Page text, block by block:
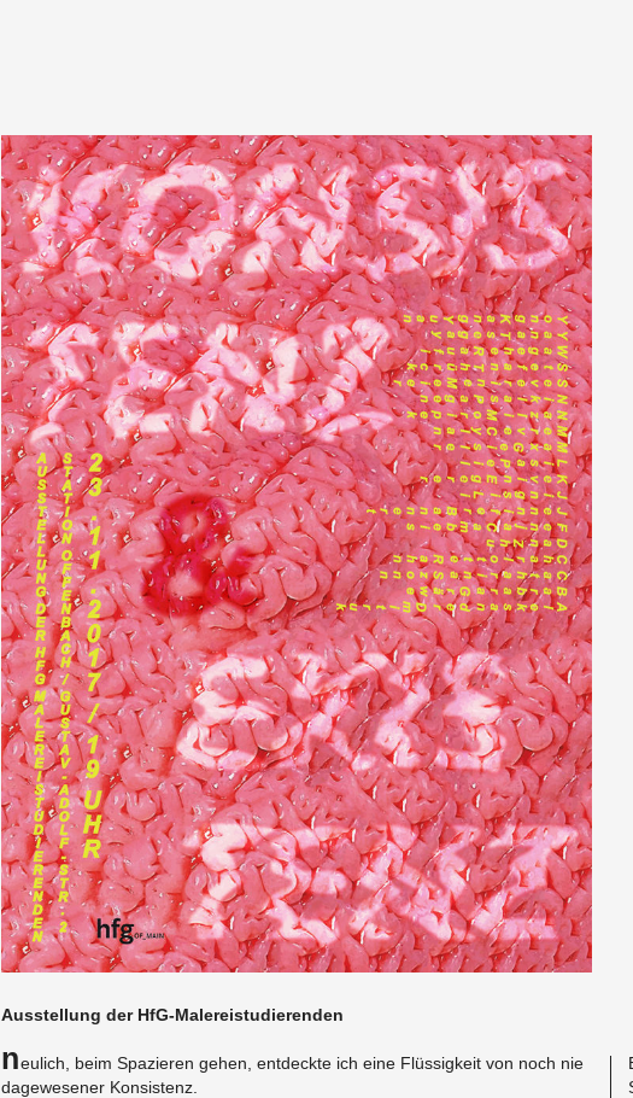
Ausstel­lung der HfG-Malereis­tudieren­den
Neulich, beim Spazieren gehen, ent­deckte ich eine Flüssigkeit von noch nie
dagewe­sener Kon­sis­tenz.